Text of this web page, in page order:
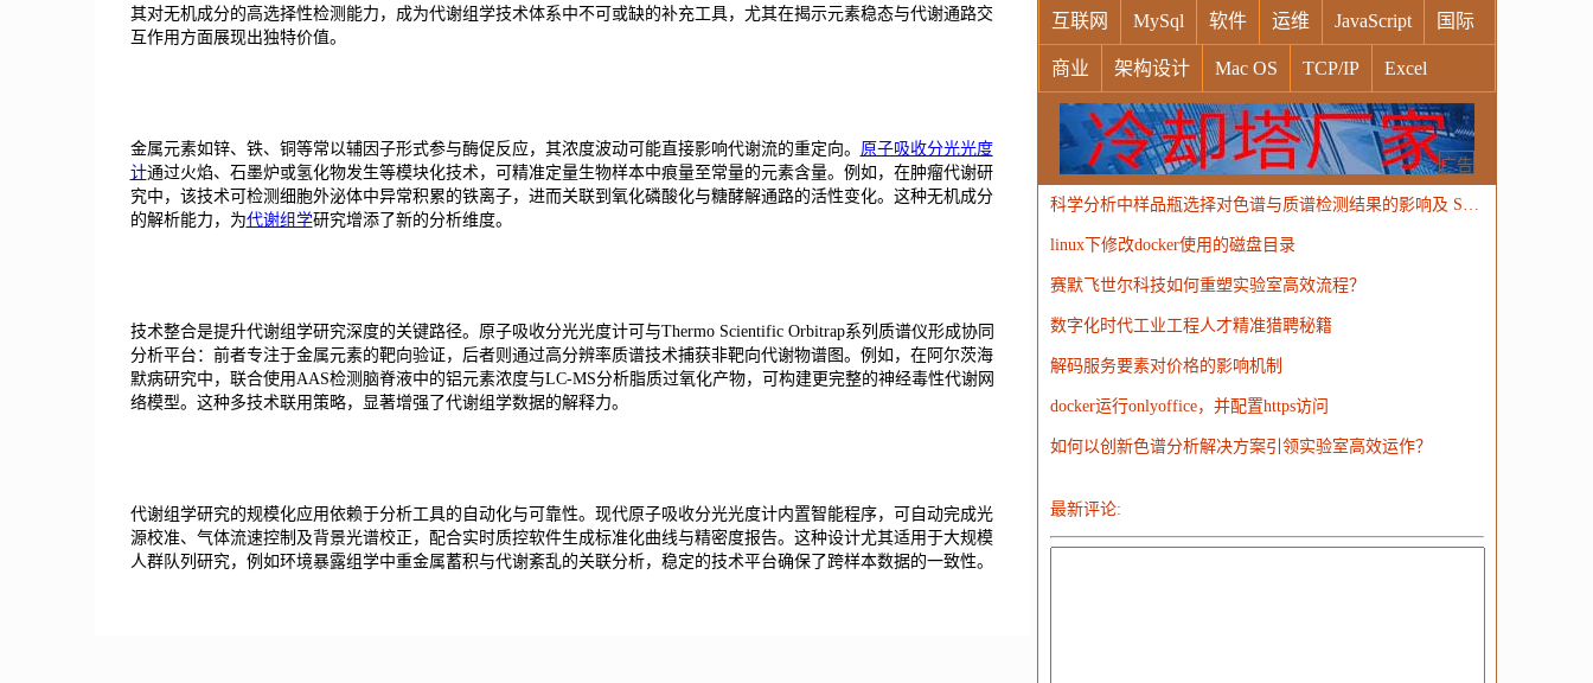
其对无机成分的高选择性检测能力，成为代谢组学技术体系中不可或缺的补充工具，尤其在揭示元素稳态与代谢通路交
互作用方面展现出独特价值。
金属元素如锌、铁、铜等常以辅因子形式参与酶促反应，其浓度波动可能直接影响代谢流的重定向。 原子吸收分光光度
计通过火焰、石墨炉或氢化物发生等模块化技术，可精准定量生物样本中痕量至常量的元素含量。例如，在肿瘤代谢研
究中，该技术可检测细胞外泌体中异常积累的铁离子，进而关联到氧化磷酸化与糖酵解通路的活性变化。这种无机成分
的解析能力，为代谢组学研究增添了新的分析维度。
技术整合是提升代谢组学研究深度的关键路径。原子吸收分光光度计可与Thermo Scientific Orbitrap系列质谱仪形成协同
分析平台：前者专注于金属元素的靶向验证，后者则通过高分辨率质谱技术捕获非靶向代谢物谱图。例如，在阿尔茨海
默病研究中，联合使用AAS检测脑脊液中的铝元素浓度与LC-MS分析脂质过氧化产物，可构建更完整的神经毒性代谢网
络模型。这种多技术联用策略，显著增强了代谢组学数据的解释力。
代谢组学研究的规模化应用依赖于分析工具的自动化与可靠性。现代原子吸收分光光度计内置智能程序，可自动完成光
源校准、气体流速控制及背景光谱校正，配合实时质控软件生成标准化曲线与精密度报告。这种设计尤其适用于大规模
人群队列研究，例如环境暴露组学中重金属蓄积与代谢紊乱的关联分析，稳定的技术平台确保了跨样本数据的一致性。
互联网 MySql 软件 运维 JavaScript 国际
商业 架构设计 Mac OS TCP/IP Excel
Windows Oracle Socket VR Vim
MongoDB 运营 Python MemCache 硬件
电子 娱乐 设计 摄影 nginx 游戏
WordPress HTTP 团建 数码电器
广告
科学分析中样品瓶选择对色谱与质谱检测结果的影响及 SureSTART 解决方案
linux下修改docker使用的磁盘目录
赛默飞世尔科技如何重塑实验室高效流程？
数字化时代工业工程人才精准猎聘秘籍
解码服务要素对价格的影响机制
docker运行onlyoffice，并配置https访问
如何以创新色谱分析解决方案引领实验室高效运作？
最新评论: